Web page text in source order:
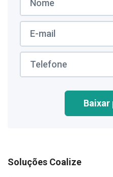
Baixar
Soluções Coalize